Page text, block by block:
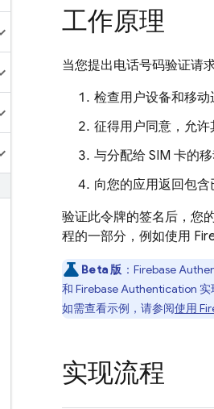
工作原理
当您提出电话号码验证请
检查用户设备和移动
征得用户同意，允许
与分配给 SIM 卡的
向您的应用返回包含
验证此令牌的签名后，您
程的一部分，例如使用
Beta 版 ： Firebase
和 Firebase Authentication 实
如需查看示例，请参阅使用
实现流程